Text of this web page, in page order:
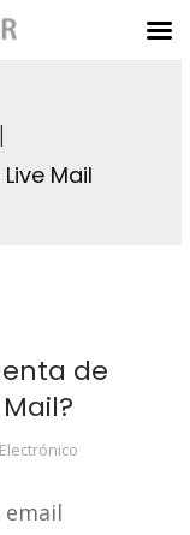
Mail
de